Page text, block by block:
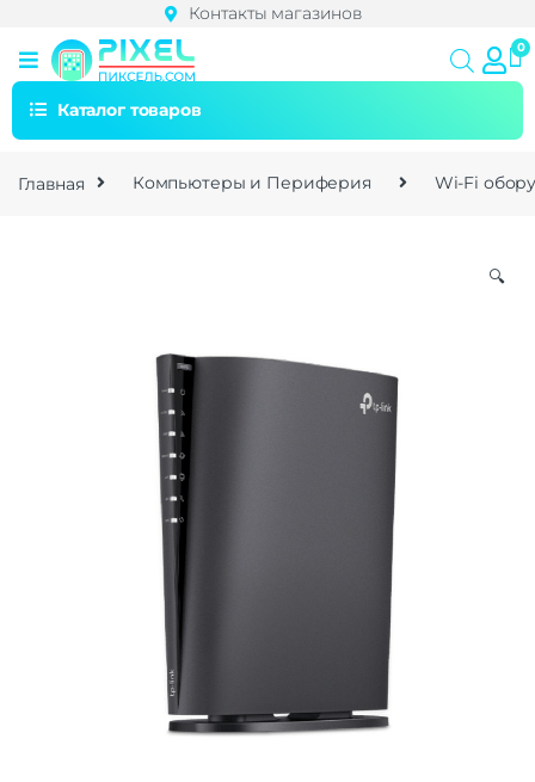
Контакты магазинов
Каталог товаров
Главная Компьютеры и Периферия Wi-Fi
🔍